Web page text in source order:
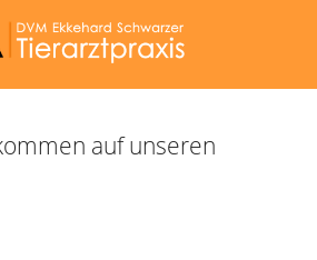
auf unseren